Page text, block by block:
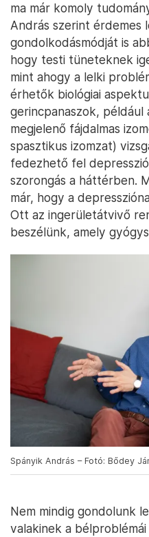
ma már komoly
András szerint érdemes
gondolkodásmódját is
hogy testi tüneteknek
mint ahogy a lelki
érhetők biológiai
gerincpanaszok,
megjelenő fájdalmas
spasztikus izomzat)
fedezhető fel
szorongás a háttérben.
már, hogy a
Ott az ingerületátvivő
beszélünk, amely
Spányik András – Fotó: Bődey
Nem mindig gondolunk
valakinek a